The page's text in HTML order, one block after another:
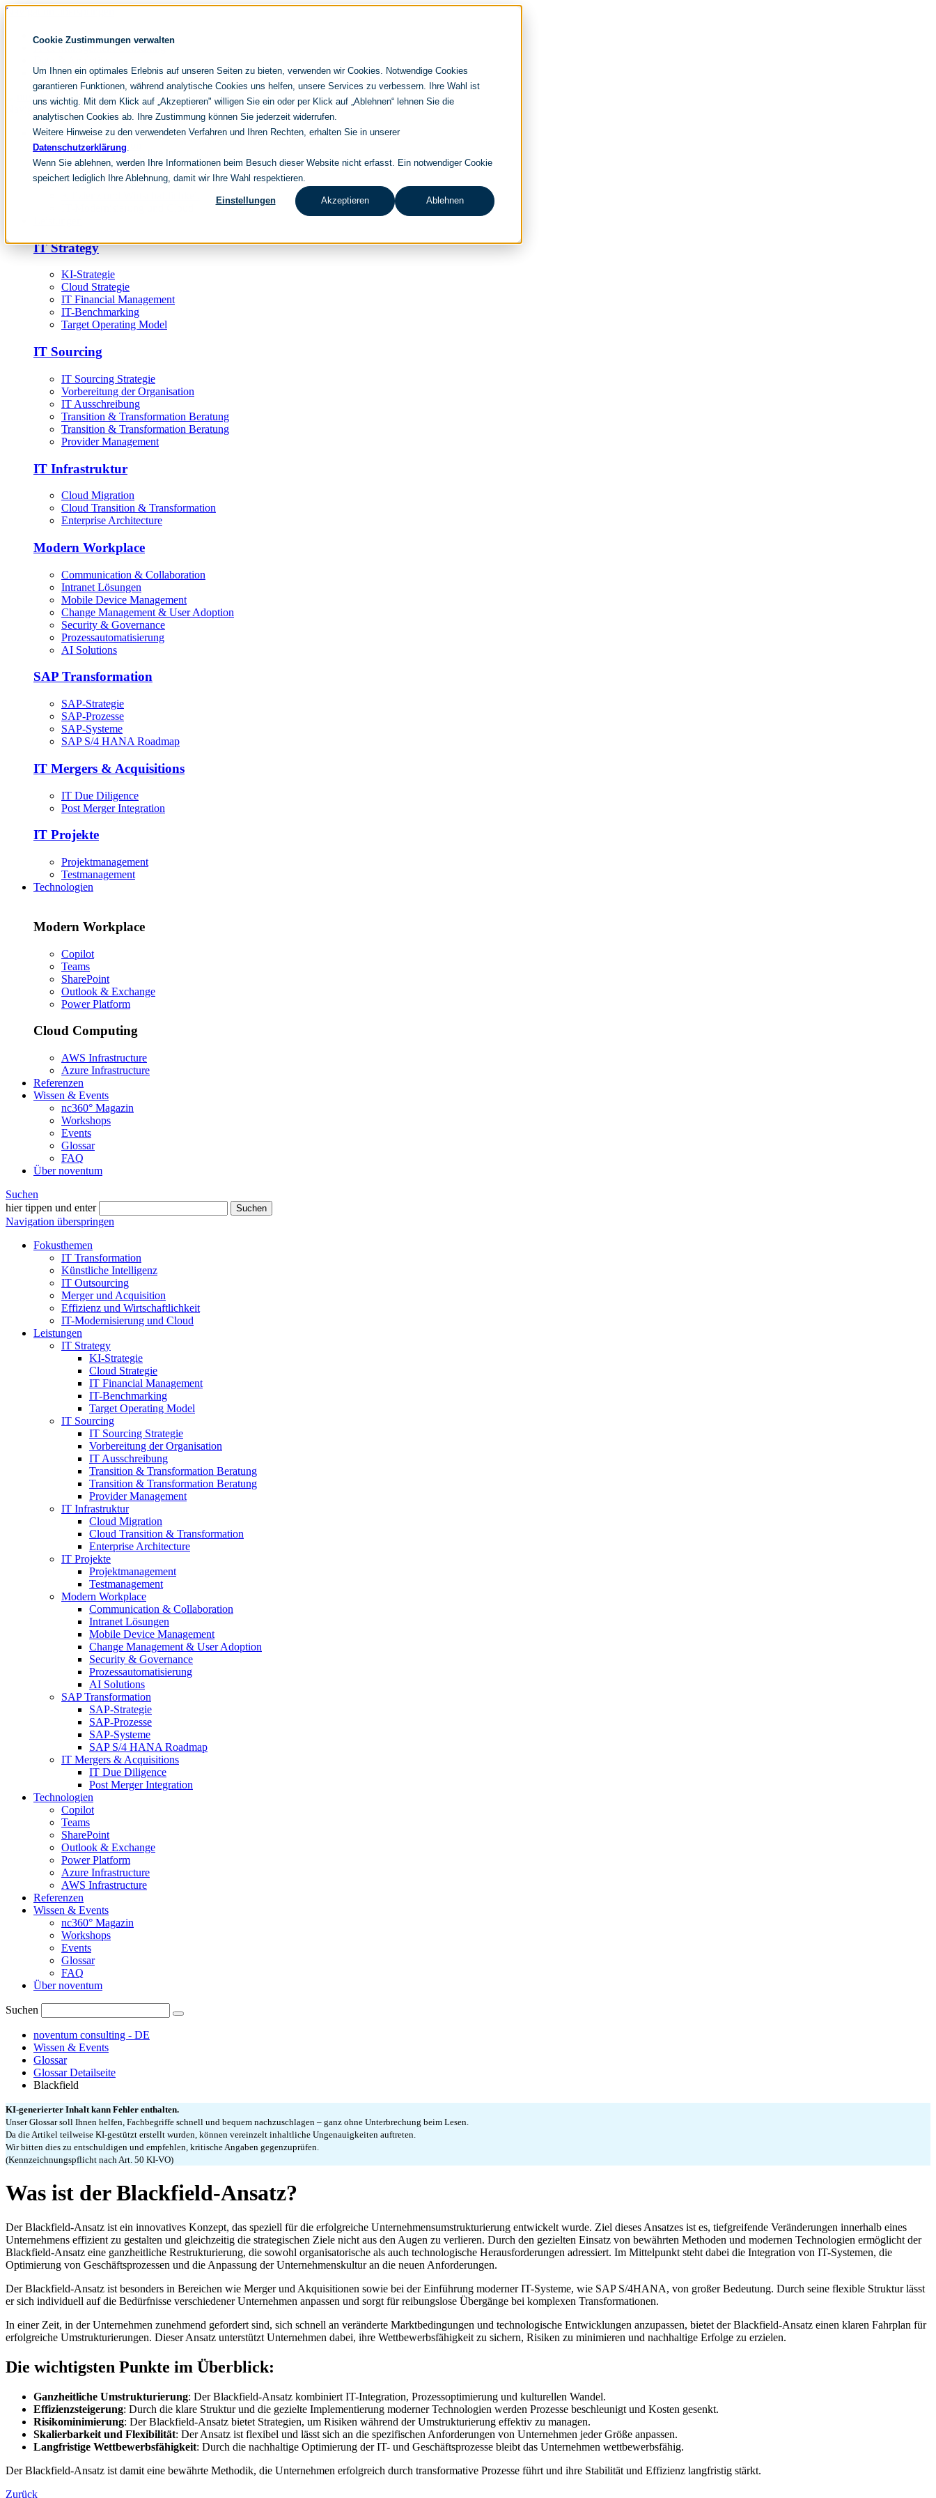
Cookie Zustimmungen verwalten
Um Ihnen ein optimales Erlebnis auf unseren Seiten zu bieten, verwenden wir Cookies. Notwendige Cookies
garantieren Funktionen, während analytische Cookies uns helfen, unsere Services zu verbessern. Ihre Wahl ist
uns wichtig. Mit dem Klick auf „Akzeptieren" willigen Sie ein oder per Klick auf „Ablehnen“ lehnen Sie die
analytischen Cookies ab. Ihre Zustimmung können Sie jederzeit widerrufen.
Weitere Hinweise zu den verwendeten Verfahren und Ihren Rechten, erhalten Sie in unserer
Datenschutzerklärung.
Wenn Sie ablehnen, werden Ihre Informationen beim Besuch dieser Website nicht erfasst. Ein notwendiger Cookie
speichert lediglich Ihre Ablehnung, damit wir Ihre Wahl respektieren.
Einstellungen Akzeptieren Ablehnen
Navigation überspringen
noventum
IT & Management Consulting
People & Culture
Navigation überspringen
Fokusthemen
IT Transformation
Künstliche Intelligenz
IT Outsourcing
Merger und Acquisition
IT Strategy
KI-Strategie
Cloud Strategie
IT Financial Management
IT-Benchmarking
Target Operating Model
IT Sourcing
IT Sourcing Strategie
Vorbereitung der Organisation
IT Ausschreibung
Transition & Transformation Beratung
Transition & Transformation Beratung
Provider Management
IT Infrastruktur
Cloud Migration
Cloud Transition & Transformation
Enterprise Architecture
Modern Workplace
Communication & Collaboration
Intranet Lösungen
Mobile Device Management
Change Management & User Adoption
Security & Governance
Prozessautomatisierung
AI Solutions
SAP Transformation
SAP-Strategie
SAP-Prozesse
SAP-Systeme
SAP S/4 HANA Roadmap
IT Mergers & Acquisitions
IT Due Diligence
Post Merger Integration
IT Projekte
Projektmanagement
Testmanagement
Technologien
Modern Workplace
Copilot
Teams
SharePoint
Outlook & Exchange
Power Platform
Cloud Computing
AWS Infrastructure
Azure Infrastructure
Referenzen
Wissen & Events
nc360° Magazin
Workshops
Events
Glossar
FAQ
Über noventum
Suchen
hier tippen und enter
Suchen
Navigation überspringen
Fokusthemen
IT Transformation
Künstliche Intelligenz
IT Outsourcing
Merger und Acquisition
Effizienz und Wirtschaftlichkeit
IT-Modernisierung und Cloud
Leistungen
IT Strategy
KI-Strategie
Cloud Strategie
IT Financial Management
IT-Benchmarking
Target Operating Model
IT Sourcing
IT Sourcing Strategie
Vorbereitung der Organisation
IT Ausschreibung
Transition & Transformation Beratung
Transition & Transformation Beratung
Provider Management
IT Infrastruktur
Cloud Migration
Cloud Transition & Transformation
Enterprise Architecture
IT Projekte
Projektmanagement
Testmanagement
Modern Workplace
Communication & Collaboration
Intranet Lösungen
Mobile Device Management
Change Management & User Adoption
Security & Governance
Prozessautomatisierung
AI Solutions
SAP Transformation
SAP-Strategie
SAP-Prozesse
SAP-Systeme
SAP S/4 HANA Roadmap
IT Mergers & Acquisitions
IT Due Diligence
Post Merger Integration
Technologien
Copilot
Teams
SharePoint
Outlook & Exchange
Power Platform
Azure Infrastructure
AWS Infrastructure
Referenzen
Wissen & Events
nc360° Magazin
Workshops
Events
Glossar
FAQ
Über noventum
Suchen
noventum consulting - DE
Wissen & Events
Glossar
Glossar Detailseite
Blackfield
KI-generierter Inhalt kann Fehler enthalten.
Unser Glossar soll Ihnen helfen, Fachbegriffe schnell und bequem nachzuschlagen – ganz ohne Unterbrechung beim Lesen.
Da die Artikel teilweise KI-gestützt erstellt wurden, können vereinzelt inhaltliche Ungenauigkeiten auftreten.
Wir bitten dies zu entschuldigen und empfehlen, kritische Angaben gegenzuprüfen.
(Kennzeichnungspflicht nach Art. 50 KI-VO)
Was ist der Blackfield-Ansatz?
Der Blackfield-Ansatz ist ein innovatives Konzept, das speziell für die erfolgreiche Unternehmensumstrukturierung entwickelt wurde. Ziel dieses Ansatzes ist es, tiefgreifende Veränderungen innerhalb eines
Unternehmens effizient zu gestalten und gleichzeitig die strategischen Ziele nicht aus den Augen zu verlieren. Durch den gezielten Einsatz von bewährten Methoden und modernen Technologien ermöglicht der
Blackfield-Ansatz eine ganzheitliche Restrukturierung, die sowohl organisatorische als auch technologische Herausforderungen adressiert. Im Mittelpunkt steht dabei die Integration von IT-Systemen, die
Optimierung von Geschäftsprozessen und die Anpassung der Unternehmenskultur an die neuen Anforderungen.
Der Blackfield-Ansatz ist besonders in Bereichen wie Merger und Akquisitionen sowie bei der Einführung moderner IT-Systeme, wie SAP S/4HANA, von großer Bedeutung. Durch seine flexible Struktur lässt
er sich individuell auf die Bedürfnisse verschiedener Unternehmen anpassen und sorgt für reibungslose Übergänge bei komplexen Transformationen.
In einer Zeit, in der Unternehmen zunehmend gefordert sind, sich schnell an veränderte Marktbedingungen und technologische Entwicklungen anzupassen, bietet der Blackfield-Ansatz einen klaren Fahrplan für
erfolgreiche Umstrukturierungen. Dieser Ansatz unterstützt Unternehmen dabei, ihre Wettbewerbsfähigkeit zu sichern, Risiken zu minimieren und nachhaltige Erfolge zu erzielen.
Die wichtigsten Punkte im Überblick:
Ganzheitliche Umstrukturierung: Der Blackfield-Ansatz kombiniert IT-Integration, Prozessoptimierung und kulturellen Wandel.
Effizienzsteigerung: Durch die klare Struktur und die gezielte Implementierung moderner Technologien werden Prozesse beschleunigt und Kosten gesenkt.
Risikominimierung: Der Blackfield-Ansatz bietet Strategien, um Risiken während der Umstrukturierung effektiv zu managen.
Skalierbarkeit und Flexibilität: Der Ansatz ist flexibel und lässt sich an die spezifischen Anforderungen von Unternehmen jeder Größe anpassen.
Langfristige Wettbewerbsfähigkeit: Durch die nachhaltige Optimierung der IT- und Geschäftsprozesse bleibt das Unternehmen wettbewerbsfähig.
Der Blackfield-Ansatz ist damit eine bewährte Methodik, die Unternehmen erfolgreich durch transformative Prozesse führt und ihre Stabilität und Effizienz langfristig stärkt.
Zurück